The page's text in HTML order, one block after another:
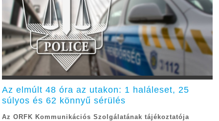
Az elmúlt 48 óra az utakon: 1 haláleset, 25
súlyos és 62 könnyű sérülés
Az ORFK Kommunikációs Szolgálatának tájékoztatója